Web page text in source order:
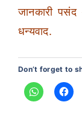
जानकारी
धन्यवाद.
Don’t forget to